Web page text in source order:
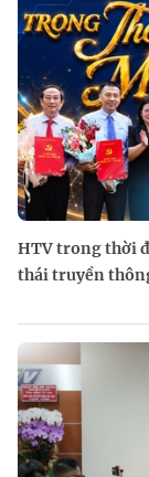
HTV trong thời
thái truyền